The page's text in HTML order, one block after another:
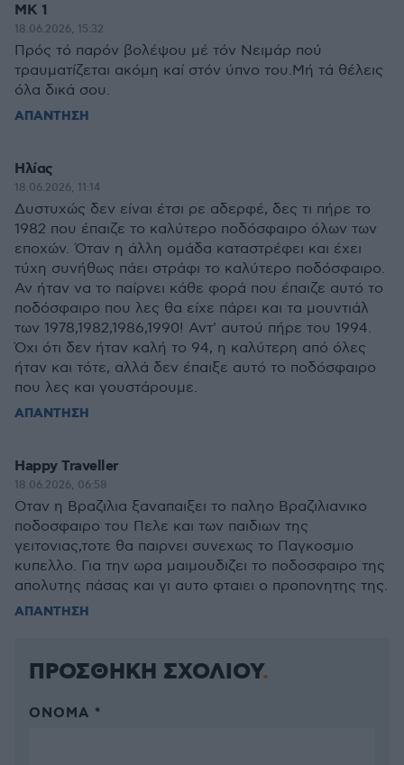
ΜΚ 1
18.06.2026, 15:32
Πρός τό παρόν βολέψου μέ τόν Νειμάρ πού
τραυματίζεται ακόμη καί στόν ύπνο του.Μή τά θέλεις
όλα δικά σου.
ΑΠΑΝΤΗΣΗ
Ηλίας
18.06.2026, 11:14
Δυστυχώς δεν είναι έτσι ρε αδερφέ, δες τι πήρε το
1982 που έπαιζε το καλύτερο ποδόσφαιρο όλων των
εποχών. Όταν η άλλη ομάδα καταστρέφει και έχει
τύχη συνήθως πάει στράφι το καλύτερο ποδόσφαιρο.
Αν ήταν να το παίρνει κάθε φορά που έπαιζε αυτό το
ποδόσφαιρο που λες θα είχε πάρει και τα μουντιάλ
των 1978,1982,1986,1990! Αντ' αυτού πήρε του 1994.
Όχι ότι δεν ήταν καλή το 94, η καλύτερη από όλες
ήταν και τότε, αλλά δεν έπαιξε αυτό το ποδόσφαιρο
που λες και γουστάρουμε.
ΑΠΑΝΤΗΣΗ
Happy Traveller
18.06.2026, 06:58
Οταν η Βραζιλια ξαναπαιξει το παληο Βραζιλιανικο
ποδοσφαιρο του Πελε και των παιδιων της
γειτονιας,τοτε θα παιρνει συνεχως το Παγκοσμιο
κυπελλο. Για την ωρα μαιμουδιζει το ποδοσφαιρο της
απολυτης πάσας και γι αυτο φταιει ο προπονητης της.
ΑΠΑΝΤΗΣΗ
ΠΡΟΣΘΗΚΗ ΣΧΟΛΙΟΥ
ΌΝΟΜΑ *